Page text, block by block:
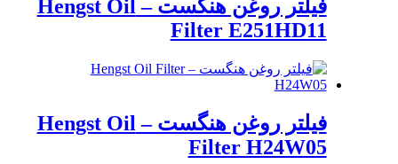
فیلتر روغن هنگست – Hengst Oil
Filter E251HD11
فیلتر روغن هنگست – Hengst Oil
Filter H24W05